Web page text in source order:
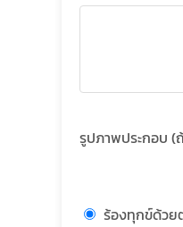
รูปภาพประกอบ (
ร้องทุกข์ด้วย